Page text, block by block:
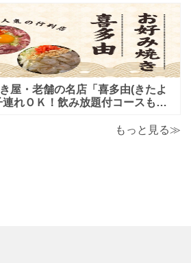
屋・老舗の名店「喜多由(きたよ
れＯＫ！飲み放題付コースも！
もっと見る≫